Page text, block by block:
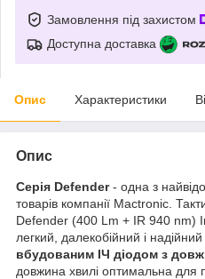
Замовлення під захистом
Доступна доставка
Опис Характеристики
Опис
Серія Defender- одна з
товарів компанії Mactronic.
Defender (400 Lm + IR 940 nm)
легкий, далекобійний і надійний
вбудованим ІЧ діодом з
довжина хвилі оптимальна для